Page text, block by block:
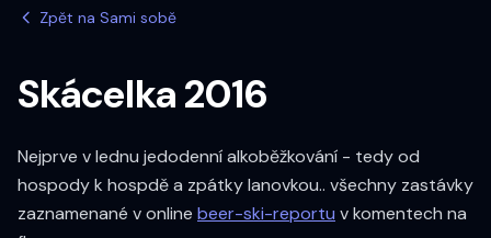
Zpět na Sami sobě
Skácelka 2016
Nejprve v lednu jedodenní alkoběžkování - tedy od
hospody k hospdě a zpátky lanovkou.. všechny zastávky
zaznamenané v online beer-ski-reportu v komentech na